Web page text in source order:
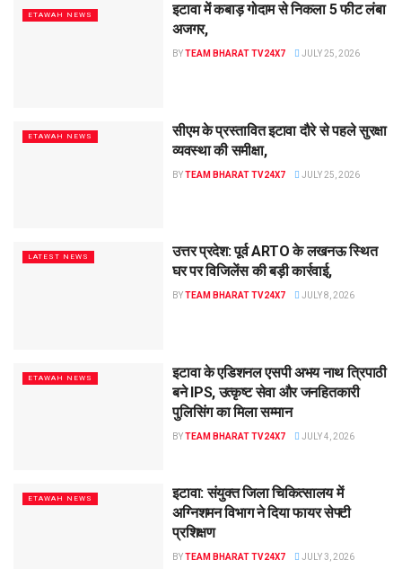
ETAWAH NEWS
इटावा में कबाड़ गोदाम से निकला 5 फीट लंबा
अजगर,
BYTEAM BHARAT TV24X7 JULY 25, 2026
ETAWAH NEWS
सीएम के प्रस्तावित इटावा दौरे से पहले सुरक्षा
व्यवस्था की समीक्षा,
BYTEAM BHARAT TV24X7 JULY 25, 2026
LATEST NEWS
उत्तर प्रदेश: पूर्व ARTO के लखनऊ स्थित
घर पर विजिलेंस की बड़ी कार्रवाई,
BYTEAM BHARAT TV24X7 JULY 8, 2026
ETAWAH NEWS
इटावा के एडिशनल एसपी अभय नाथ त्रिपाठी
बने IPS, उत्कृष्ट सेवा और जनहितकारी
पुलिसिंग का मिला सम्मान
BYTEAM BHARAT TV24X7 JULY 4, 2026
ETAWAH NEWS
इटावा: संयुक्त जिला चिकित्सालय में
अग्निशमन विभाग ने दिया फायर सेफ्टी
प्रशिक्षण
BYTEAM BHARAT TV24X7 JULY 3, 2026